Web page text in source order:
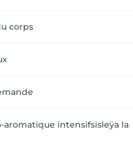
corps
aromatique intensifsisleÿa la